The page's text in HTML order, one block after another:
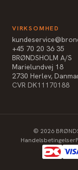
VIRKSOMHED
+45 70 20 36 35
BRØNDSHOLM A/S
Marielundvej 18
2730 Herlev,
CVR DK11170188
© 2026
Handelsbetingelser